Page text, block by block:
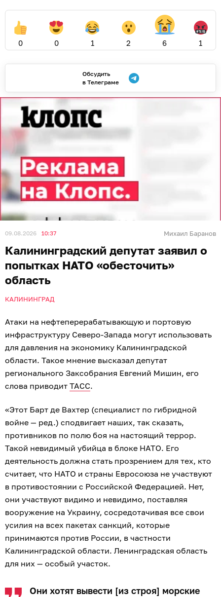
0 0 1 2 6 1
Обсудить
в Телеграме
09.08.2026 10:37 Михаил Баранов
Калининградский депутат заявил о
попытках НАТО «обесточить»
область
КАЛИНИНГРАД
Атаки на нефтеперерабатывающую и портовую
инфраструктуру Северо-Запада могут использовать
для давления на экономику Калининградской
области. Такое мнение высказал депутат
регионального Заксобрания Евгений Мишин, его
слова приводит ТАСС.
«Этот Барт де Вахтер (специалист по гибридной
войне — ред.) сподвигает наших, так сказать,
противников по полю боя на настоящий террор.
Такой невидимый убийца в блоке НАТО. Его
деятельность должна стать прозрением для тех, кто
считает, что НАТО и страны Евросоюза не участвуют
в противостоянии с Российской Федерацией. Нет,
они участвуют видимо и невидимо, поставляя
вооружение на Украину, сосредотачивая все свои
усилия на всех пакетах санкций, которые
принимаются против России, в частности
Калининградской области. Ленинградская область
для них — особый участок.
Они хотят вывести [из строя] морские